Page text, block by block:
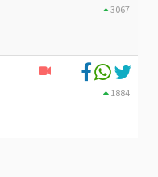
3067
1884